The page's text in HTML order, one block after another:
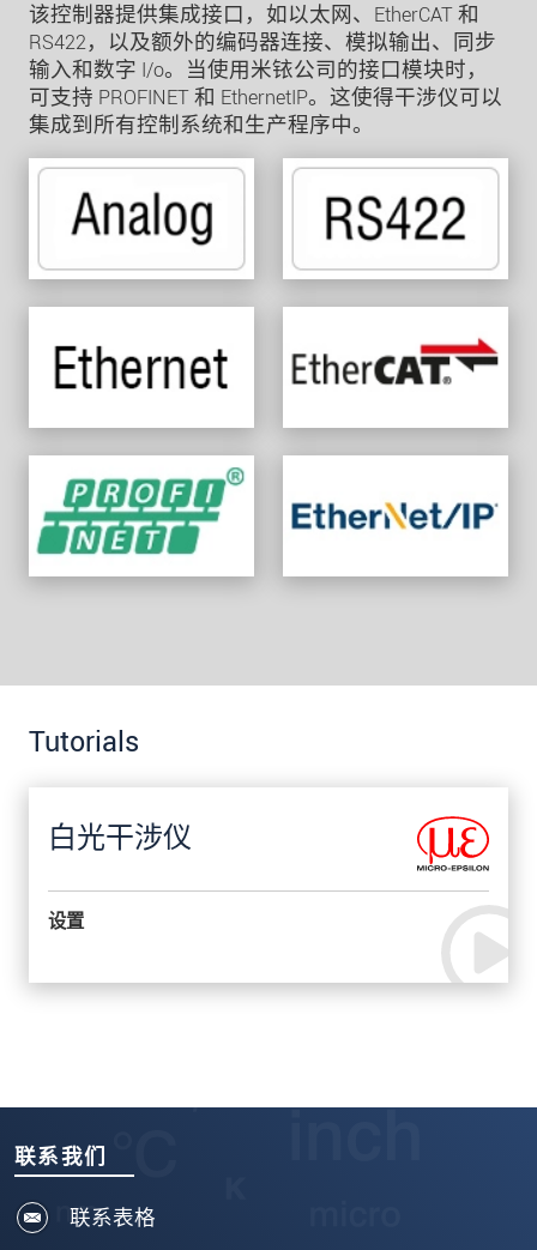
该控制器提供集成接口，如以太网、EtherCAT 和
RS422，以及额外的编码器连接、模拟输出、同步
输入和数字 I/o。当使用米铱公司的接口模块时，
可支持 PROFINET 和 EthernetIP。这使得干涉仪可以
集成到所有控制系统和生产程序中。
Tutorials
白光干涉仪
设置
联系我们
联系表格